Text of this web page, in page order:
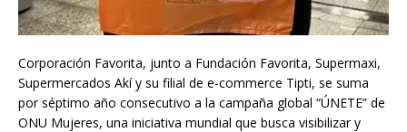
Corporación Favorita, junto a Fundación Favorita, Supermaxi,
Supermercados Akí y su filial de e-commerce Tipti, se suma
por séptimo año consecutivo a la campaña global “ÚNETE” de
ONU Mujeres, una iniciativa mundial que busca visibilizar y